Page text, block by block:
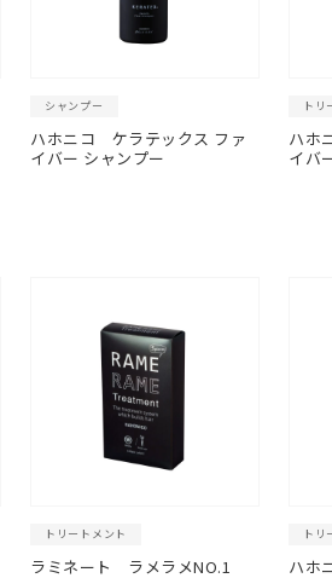
シャンプー
ハホニコ ケラテックス ファ
イバー シャンプー
トリ
ハホ
イバ
トリートメント
ラミネート ラメラメNO.1
トリ
ハホ